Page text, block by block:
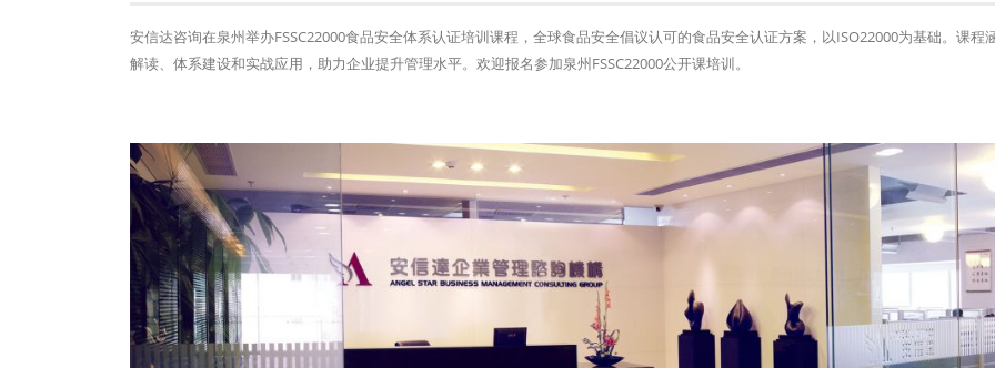
安信达咨询在泉州举办FSSC22000食品安全体系认证培训课程，全球食品安全倡议认可的食品安全认证方案，以ISO22000为基础。课程
解读、体系建设和实战应用，助力企业提升管理水平。欢迎报名参加泉州FSSC22000公开课培训。